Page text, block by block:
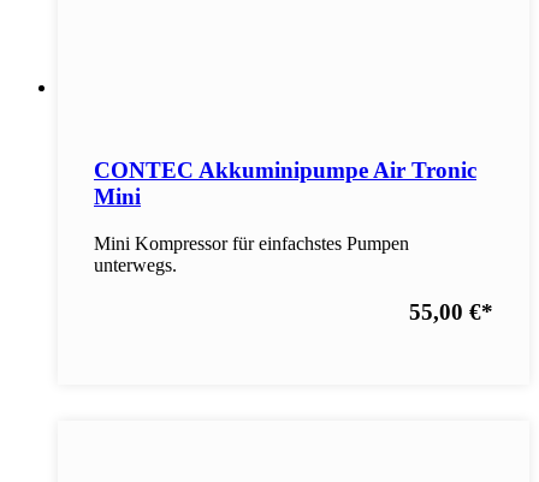
CONTEC Akkuminipumpe Air Tronic
Mini
Mini Kompressor für einfachstes Pumpen
unterwegs.
55,00 €*